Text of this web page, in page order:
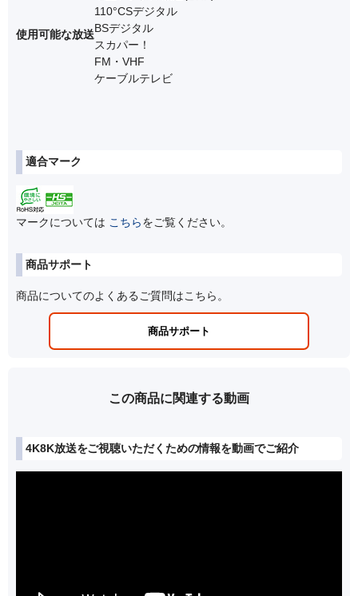
使用可能な放送
110°CSデジタル
BSデジタル
スカパー！
FM・VHF
ケーブルテレビ
適合マーク
マークについては こちらをご覧ください。
商品サポート
商品についてのよくあるご質問はこちら。
商品サポート
この商品に関連する動画
4K8K放送をご視聴いただくための情報を動画でご紹介